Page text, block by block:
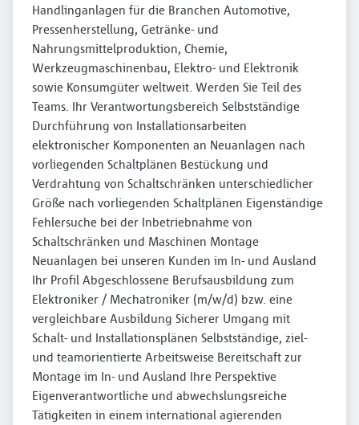
Handlinganlagen für die Branchen Automotive,
Pressenherstellung, Getränke- und
Nahrungsmittelproduktion, Chemie,
Werkzeugmaschinenbau, Elektro- und Elektronik
sowie Konsumgüter weltweit. Werden Sie Teil des
Teams. Ihr Verantwortungsbereich Selbstständige
Durchführung von Installationsarbeiten
elektronischer Komponenten an Neuanlagen nach
vorliegenden Schaltplänen Bestückung und
Verdrahtung von Schaltschränken unterschiedlicher
Größe nach vorliegenden Schaltplänen Eigenständige
Fehlersuche bei der Inbetriebnahme von
Schaltschränken und Maschinen Montage
Neuanlagen bei unseren Kunden im In- und Ausland
Ihr Profil Abgeschlossene Berufsausbildung zum
Elektroniker / Mechatroniker (m/w/d) bzw. eine
vergleichbare Ausbildung Sicherer Umgang mit
Schalt- und Installationsplänen Selbstständige, ziel-
und teamorientierte Arbeitsweise Bereitschaft zur
Montage im In- und Ausland Ihre Perspektive
Eigenverantwortliche und abwechslungsreiche
Tätigkeiten in einem international agierenden